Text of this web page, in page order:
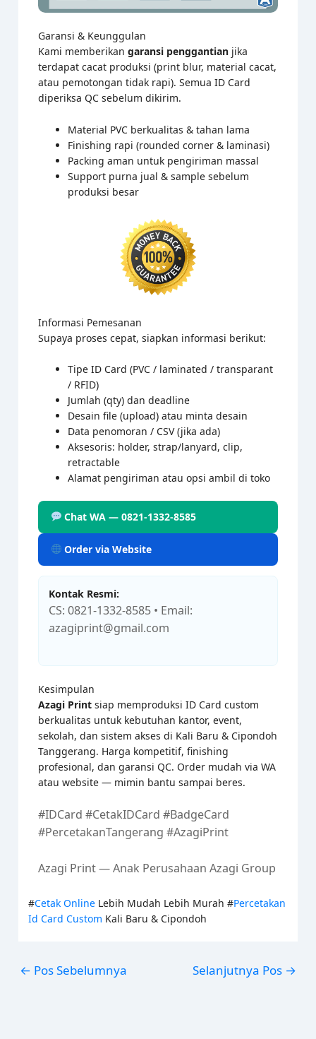
Garansi & Keunggulan
Kami memberikan garansi penggantianjika
terdapat cacat produksi (print blur, material cacat,
atau pemotongan tidak rapi). Semua ID Card
diperiksa QC sebelum dikirim.
Material PVC berkualitas & tahan lama
Finishing rapi (rounded corner & laminasi)
Packing aman untuk pengiriman massal
Support purna jual & sample sebelum
produksi besar
Informasi Pemesanan
Supaya proses cepat, siapkan informasi berikut:
Tipe ID Card (PVC / laminated / transparant
/ RFID)
Jumlah (qty) dan deadline
Desain file (upload) atau minta desain
Data penomoran / CSV (jika ada)
Aksesoris: holder, strap/lanyard, clip,
retractable
Alamat pengiriman atau opsi ambil di toko
Chat WA — 0821-1332-8585
Order via Website
Kontak Resmi:
CS: 0821-1332-8585 • Email:
azagiprint@gmail.com
Kesimpulan
Azagi Printsiap memproduksi ID Card custom
berkualitas untuk kebutuhan kantor, event,
sekolah, dan sistem akses di Kali Baru & Cipondoh
Tanggerang. Harga kompetitif, finishing
profesional, dan garansi QC. Order mudah via WA
atau website — mimin bantu sampai beres.
#IDCard #CetakIDCard #BadgeCard
#PercetakanTangerang #AzagiPrint
Azagi Print — Anak Perusahaan Azagi Group
#Cetak OnlineLebih Mudah Lebih Murah #Percetakan
Id Card Custom Kali Baru & Cipondoh
← Pos Sebelumnya Selanjutnya Pos →